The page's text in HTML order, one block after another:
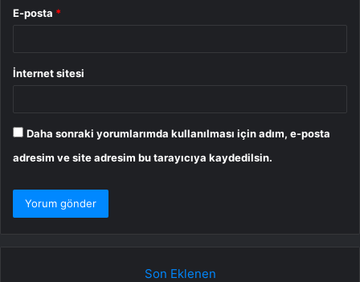
E-posta *
İnternet sitesi
Daha sonraki yorumlarımda kullanılması için adım, e-posta
adresim ve site adresim bu tarayıcıya kaydedilsin.
Son Eklenen